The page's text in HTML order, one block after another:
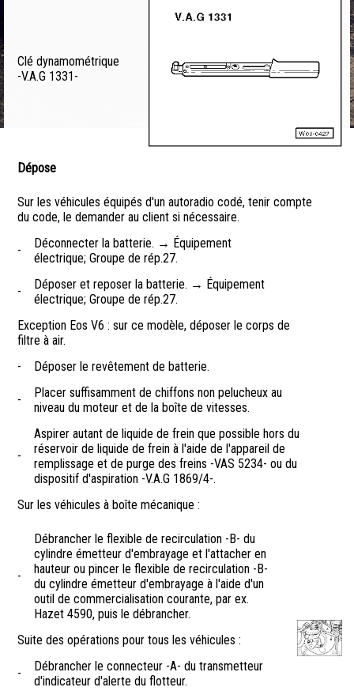
Clé dynamométrique
-V.A.G 1331-
Dépose
Sur les véhicules équipés d'un autoradio codé, tenir compte
du code, le demander au client si nécessaire.
-
Déconnecter la batterie. → Équipement
électrique; Groupe de rép.27.
-
Déposer et reposer la batterie. → Équipement
électrique; Groupe de rép.27.
Exception Eos V6 : sur ce modèle, déposer le corps de
filtre à air.
-
Déposer le revêtement de batterie.
-
Placer suffisamment de chiffons non pelucheux au
niveau du moteur et de la boîte de vitesses.
-
Aspirer autant de liquide de frein que possible hors du
réservoir de liquide de frein à l'aide de l'appareil de
remplissage et de purge des freins -VAS 5234- ou du
dispositif d'aspiration -V.A.G 1869/4-.
Sur les véhicules à boîte mécanique :
-
Débrancher le flexible de recirculation -B- du
cylindre émetteur d'embrayage et l'attacher en
hauteur ou pincer le flexible de recirculation -B-
du cylindre émetteur d'embrayage à l'aide d'un
outil de commercialisation courante, par ex.
Hazet 4590, puis le débrancher.
Suite des opérations pour tous les véhicules :
-
Débrancher le connecteur -A- du transmetteur
d'indicateur d'alerte du flotteur.